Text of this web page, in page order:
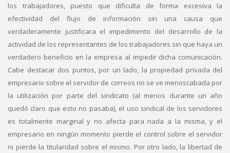
los trabajadores, puesto que dificulta de forma excesiva la
efectividad del flujo de información sin una causa que
verdaderamente justificara el impedimento del desarrollo de la
actividad de los representantes de los trabajadores sin que haya un
verdadero beneficio en la empresa al impedir dicha comunicación.
Cabe destacar dos puntos, por un lado, la propiedad privada del
empresario sobre el servidor de correos no se ve menoscabada por
la utilización por parte del sindicato (al menos durante un año
quedó claro que esto no pasaba), el uso sindical de los servidores
es totalmente marginal y no afecta para nada a la misma, y el
empresario en ningún momento pierde el control sobre el servidor
ni pierde la titularidad sobre el mismo. Por otro lado, la libertad de